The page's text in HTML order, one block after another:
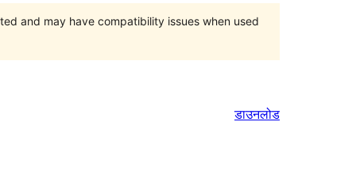
and may have compatibility issues when used
डाउनलोड